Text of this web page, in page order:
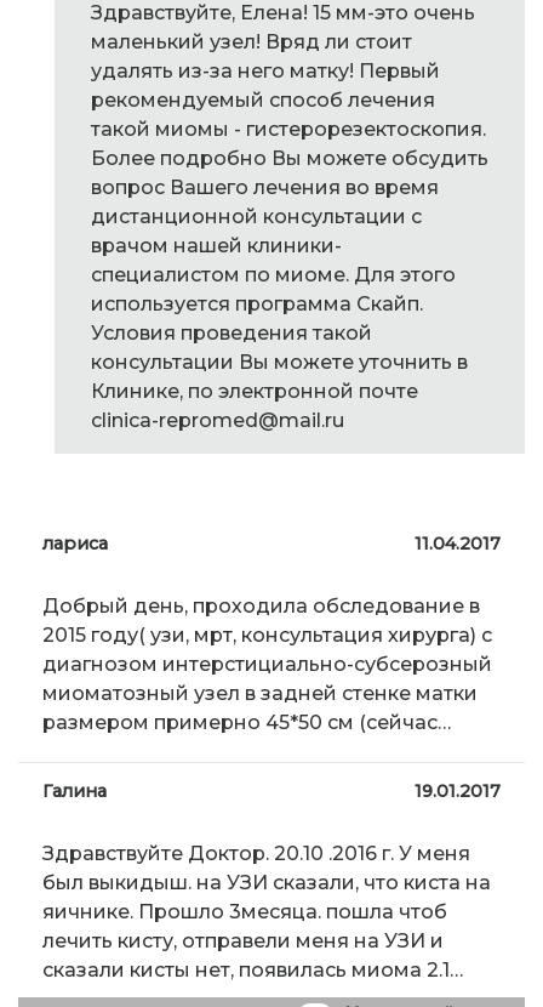
Здравствуйте, Елена! 15 мм-это очень
маленький узел! Вряд ли стоит
удалять из-за него матку! Первый
рекомендуемый способ лечения
такой миомы - гистерорезектоскопия.
Более подробно Вы можете обсудить
вопрос Вашего лечения во время
дистанционной консультации с
врачом нашей клиники-
специалистом по миоме. Для этого
используется программа Скайп.
Условия проведения такой
консультации Вы можете уточнить в
Клинике, по электронной почте
clinica-repromed@mail.ru
лариса 11.04.2017
Добрый день, проходила обследование в
2015 году( узи, мрт, консультация хирурга) с
диагнозом интерстициально-субсерозный
миоматозный узел в задней стенке матки
размером примерно 45*50 см (сейчас…
Галина 19.01.2017
Здравствуйте Доктор. 20.10 .2016 г. У меня
был выкидыш. на УЗИ сказали, что киста на
яичнике. Прошло 3месяца. пошла чтоб
лечить кисту, отправели меня на УЗИ и
сказали кисты нет, появилась миома 2.1…